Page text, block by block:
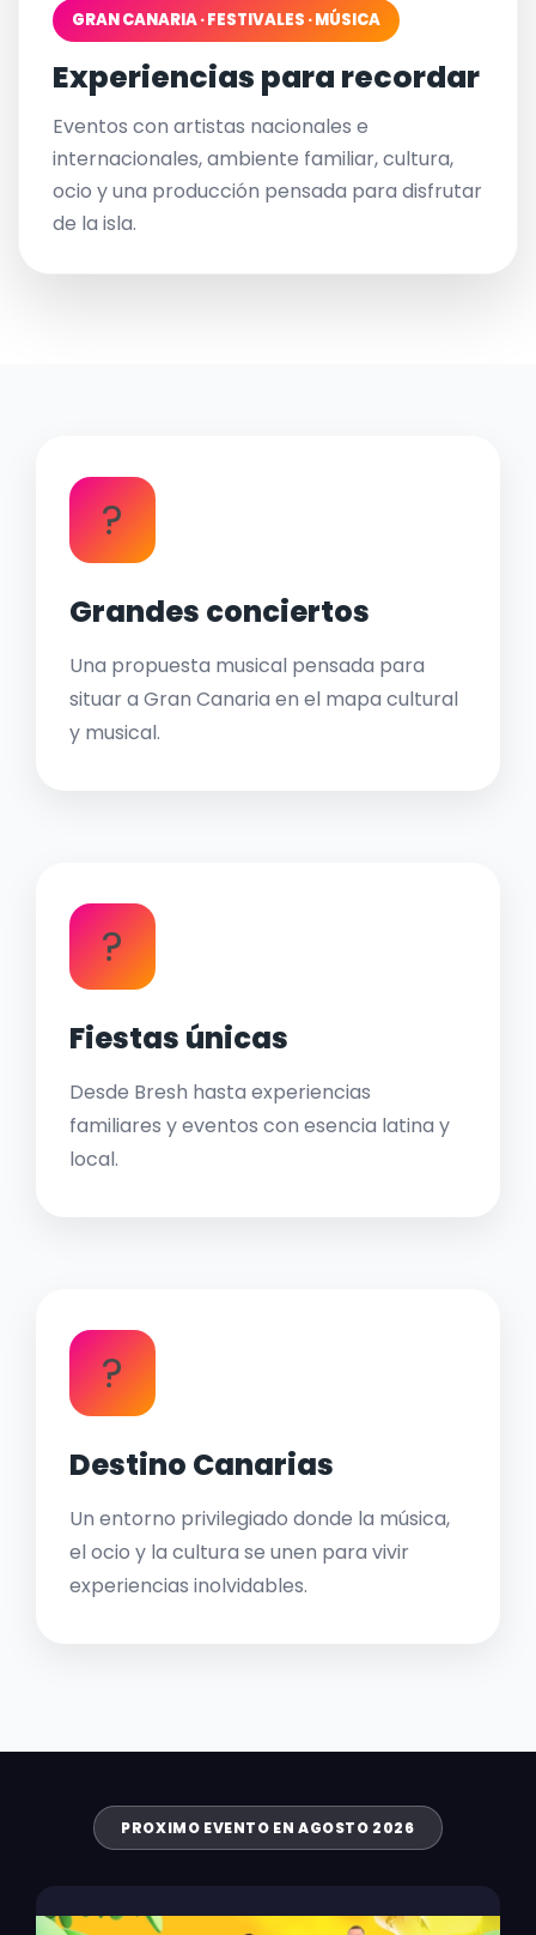
GRAN CANARIA · FESTIVALES · MÚSICA
Experiencias para recordar
Eventos con artistas nacionales e
internacionales, ambiente familiar, cultura,
ocio y una producción pensada para disfrutar
de la isla.
?
Grandes conciertos
Una propuesta musical pensada para
situar a Gran Canaria en el mapa cultural
y musical.
?
Fiestas únicas
Desde Bresh hasta experiencias
familiares y eventos con esencia latina y
local.
?
Destino Canarias
Un entorno privilegiado donde la música,
el ocio y la cultura se unen para vivir
experiencias inolvidables.
PROXIMO EVENTO EN AGOSTO 2026